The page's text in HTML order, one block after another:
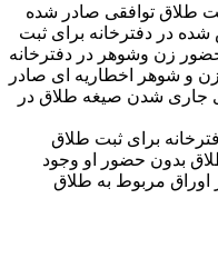
طلاق توافقی صادر شده
در دفترخانه برای ثبت
زن وشوهر در دفترخانه
و شوهر اخطاریه ای صادر
جاری شدن صیغه طلاق در
برای ثبت طلاق
بدون حضور او وجود
اوراق مربوط به طلاق